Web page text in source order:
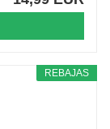
REBAJAS